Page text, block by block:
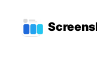
Menú